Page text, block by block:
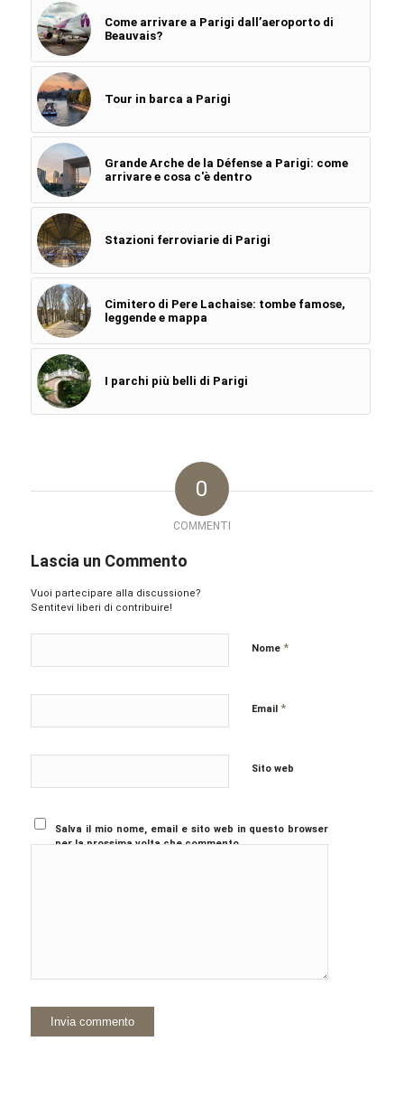
Come arrivare a Parigi dall’aeroporto di
Beauvais?
Tour in barca a Parigi
Grande Arche de la Défense a Parigi: come
arrivare e cosa c'è dentro
Stazioni ferroviarie di Parigi
Cimitero di Pere Lachaise: tombe famose,
leggende e mappa
I parchi più belli di Parigi
0
COMMENTI
Lascia un Commento
Vuoi partecipare alla discussione?
Sentitevi liberi di contribuire!
Nome *
Email *
Sito web
Salva il mio nome, email e sito web in questo browser
per la prossima volta che commento.